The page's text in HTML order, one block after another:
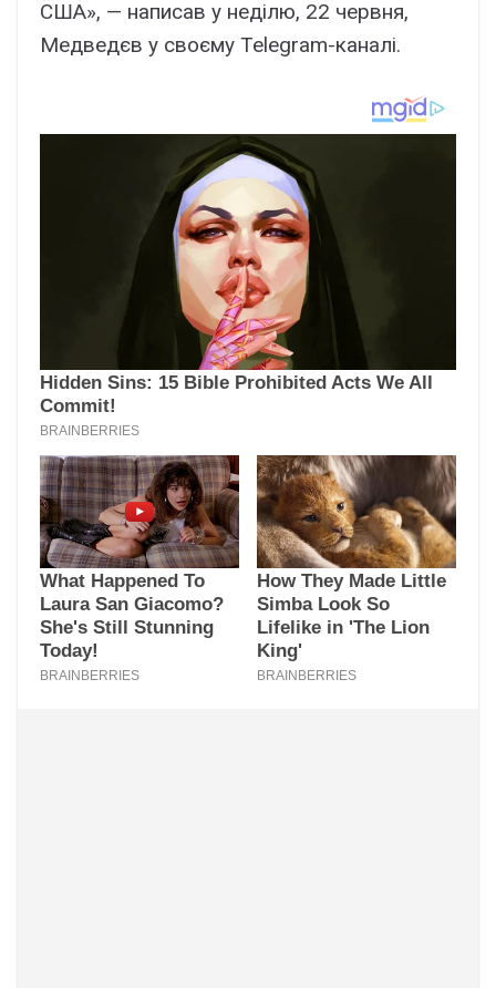
США», — написав у неділю, 22 червня,
Медведєв у своєму Telegram-каналі.